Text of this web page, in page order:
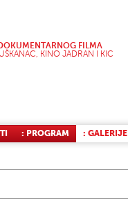
FILMA
KINO JADRAN I KIC
: PROGRAM : GALERIJE